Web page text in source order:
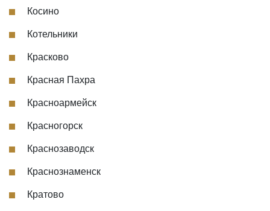
Косино
Котельники
Красково
Красная Пахра
Красноармейск
Красногорск
Краснозаводск
Краснознаменск
Кратово